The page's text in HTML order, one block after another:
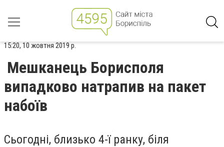
15:20, 10 жовтня 2019 р.
Мешканець Борисполя
випадково натрапив на пакет
набоїв
Сьогодні, близько 4-ї ранку, біля